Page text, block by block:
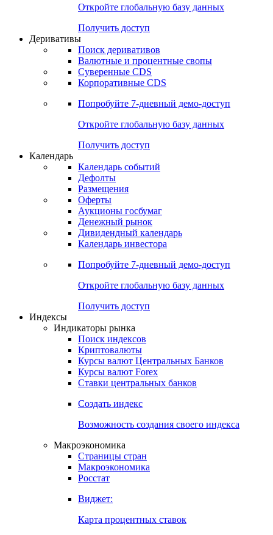
Откройте глобальную базу данных
Получить доступ
Деривативы
Поиск деривативов
Валютные и процентные свопы
Суверенные CDS
Корпоративные CDS
Попробуйте 7-дневный демо-доступ
Откройте глобальную базу данных
Получить доступ
Календарь
Календарь событий
Дефолты
Размещения
Оферты
Аукционы госбумаг
Денежный рынок
Дивидендный календарь
Календарь инвестора
Попробуйте 7-дневный демо-доступ
Откройте глобальную базу данных
Получить доступ
Индексы
Индикаторы рынка
Поиск индексов
Криптовалюты
Курсы валют Центральных Банков
Курсы валют Forex
Ставки центральных банков
Создать индекс
Возможность создания своего индекса
Макроэкономика
Страницы стран
Макроэкономика
Росстат
Виджет:
Карта процентных ставок